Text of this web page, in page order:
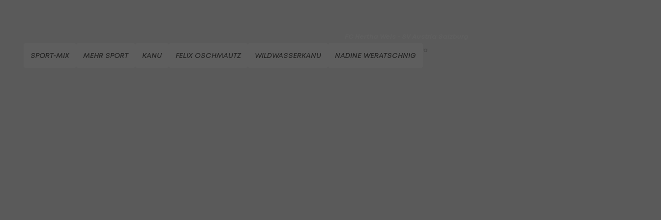
SPORT-MIX MEHR SPORT KANU FELIX OSCHMAUTZ WILDWASSERKANU NADINE WERATSCHNIG